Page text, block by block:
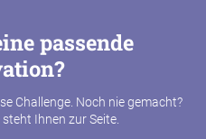
passende
Challenge. Noch nie gemacht?
steht Ihnen zur Seite.